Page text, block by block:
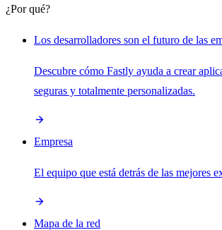
¿Por qué?
Los desarrolladores son el futuro de las
Descubre cómo Fastly ayuda a crear
seguras y totalmente personalizadas.
Empresa
El equipo que está detrás de las mejores
Mapa de la red